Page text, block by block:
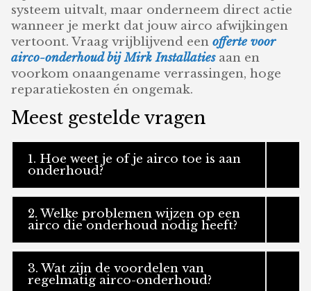
systeem uitvalt, maar onderneem direct actie
wanneer je merkt dat jouw airco afwijkingen
vertoont. Vraag vrijblijvend eenofferte voor
airco-onderhoud bij Mirk Installatiesaan en
voorkom onaangename verrassingen, hoge
reparatiekosten én ongemak.
Meest gestelde vragen
1. Hoe weet je of je airco toe is aan
onderhoud?
2. Welke problemen wijzen op een
airco die onderhoud nodig heeft?
3. Wat zijn de voordelen van
regelmatig airco-onderhoud?